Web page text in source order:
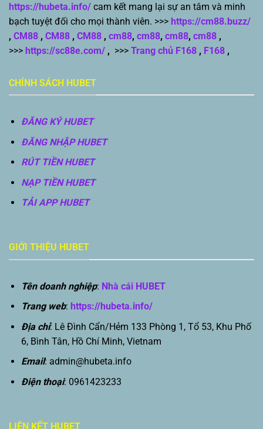
https://hubeta.info/ cam kết mang lại sự an tâm và minh
bạch tuyệt đối cho mọi thành viên. >>> https://cm88.buzz/
, CM88 , CM88 , CM88 , cm88, cm88, cm88, cm88 ,
>>> https://sc88e.com/ , >>> Trang chủ F168 , F168 ,
CHÍNH SÁCH HUBET
ĐĂNG KÝ HUBET
ĐĂNG NHẬP HUBET
RÚT TIỀN HUBET
NẠP TIỀN HUBET
TẢI APP HUBET
GIỚI THIỆU HUBET
Tên doanh nghiệp: Nhà cái HUBET
Trang web: https://hubeta.info/
Địa chỉ: Lê Đình Cẩn/Hẻm 133 Phòng 1, Tổ 53, Khu Phố
6, Bình Tân, Hồ Chí Minh, Vietnam
Email: admin@hubeta.info
Điện thoại: 0961423233
LIÊN KẾT HUBET